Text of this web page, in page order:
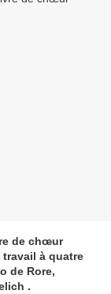
de chœur
travail à quatre
de Rore,
.